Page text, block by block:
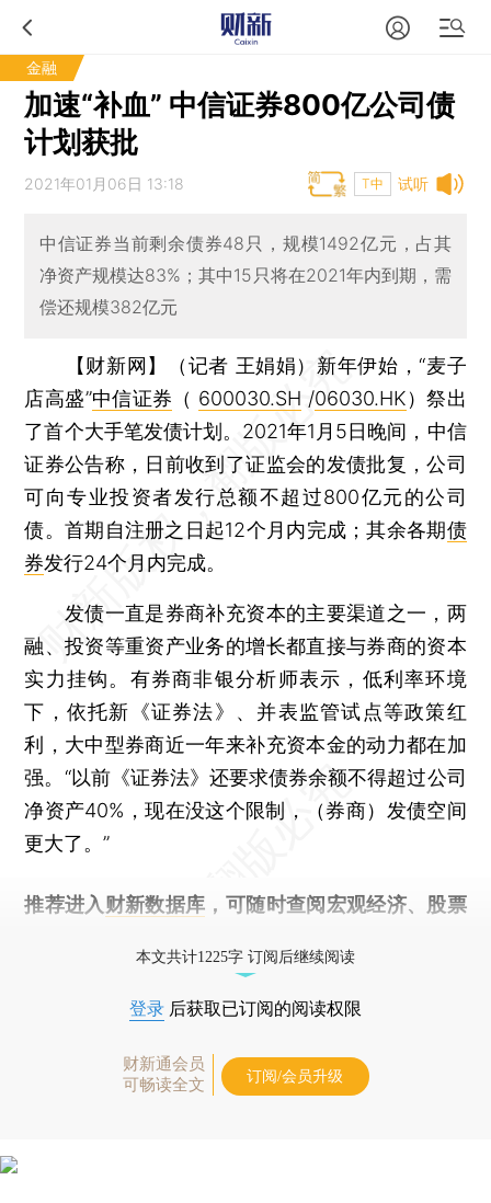
金融
加速“补血” 中信证券800亿公司债
计划获批
试听
2021年01月06日 13:18 T中
中信证券当前剩余债券48只，规模1492亿元，占其
净资产规模达83%；其中15只将在2021年内到期，需
偿还规模382亿元
【财新网】（记者 王娟娟） 新年伊始，“麦子
店高盛”中信证券 （ 600030.SH /06030.HK）祭出
了首个大手笔发债计划。2021年1月5日晚间，中信
证券公告称，日前收到了证监会的发债批复，公司
可向专业投资者发行总额不超过800亿元的公司
债。首期自注册之日起12个月内完成；其余各期债
券发行24个月内完成。
发债一直是券商补充资本的主要渠道之一，两
融、投资等重资产业务的增长都直接与券商的资本
实力挂钩。有券商非银分析师表示，低利率环境
下，依托新《证券法》、并表监管试点等政策红
利，大中型券商近一年来补充资本金的动力都在加
强。“以前《证券法》还要求债券余额不得超过公司
净资产40%，现在没这个限制，（券商）发债空间
更大了。”
推荐进入 财新数据库 ，可随时查阅宏观经济、股票
本文共计1225字 订阅后继续阅读
登录 后获取已订阅的阅读权限
财新通会员
可畅读全文
订阅/会员升级